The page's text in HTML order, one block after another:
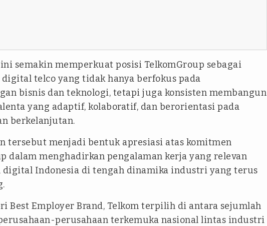
semakin memperkuat posisi TelkomGroup sebagai
telco yang tidak hanya berfokus pada
bisnis dan teknologi, tetapi juga konsisten membangun
yang adaptif, kolaboratif, dan berorientasi pada
berkelanjutan.
tersebut menjadi bentuk apresiasi atas komitmen
dalam menghadirkan pengalaman kerja yang relevan
digital Indonesia di tengah dinamika industri yang terus
Best Employer Brand, Telkom terpilih di antara sejumlah
perusahaan terkemuka nasional lintas industri